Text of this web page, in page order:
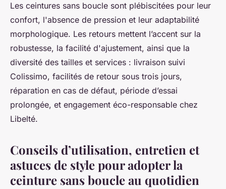
Les ceintures sans boucle sont plébiscitées pour leur
confort, l'absence de pression et leur adaptabilité
morphologique. Les retours mettent l’accent sur la
robustesse, la facilité d'ajustement, ainsi que la
diversité des tailles et services : livraison suivi
Colissimo, facilités de retour sous trois jours,
réparation en cas de défaut, période d’essai
prolongée, et engagement éco-responsable chez
Libelté.
Conseils d’utilisation, entretien et
astuces de style pour adopter la
ceinture sans boucle au quotidien